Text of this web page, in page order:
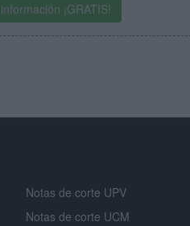
¡GRATIS!
Notas de corte UPV
Notas de corte UCM